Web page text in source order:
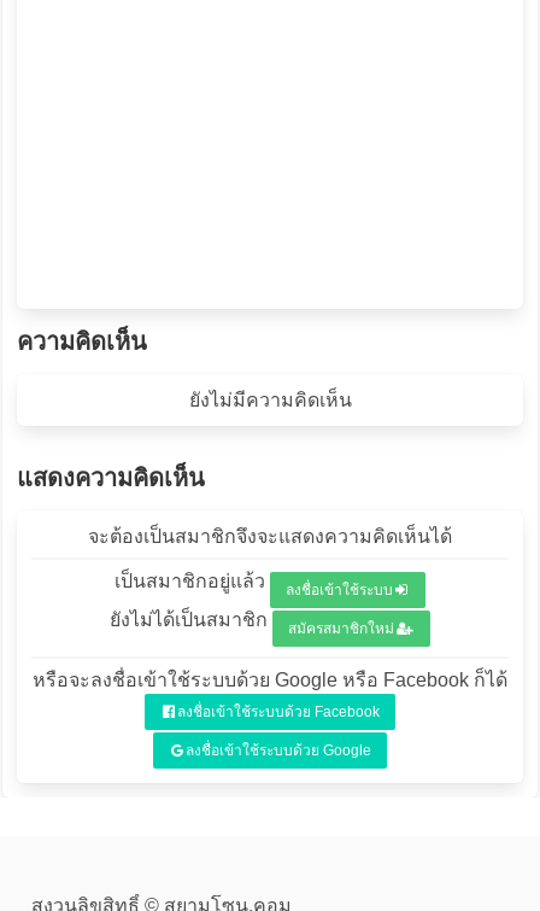
ความคิดเห็น
ยังไม่มีความคิดเห็น
แสดงความคิดเห็น
จะต้องเป็นสมาชิกจึงจะแสดงความคิดเห็นได้
เป็นสมาชิกอยู่แล้ว ลงชื่อเข้าใช้ระบบ
ยังไม่ได้เป็นสมาชิก สมัครสมาชิกใหม่
หรือจะลงชื่อเข้าใช้ระบบด้วย Google หรือ Facebook ก็ได้
ลงชื่อเข้าใช้ระบบด้วย Facebook
ลงชื่อเข้าใช้ระบบด้วย Google
สงวนลิขสิทธิ์ © สยามโซน.คอม